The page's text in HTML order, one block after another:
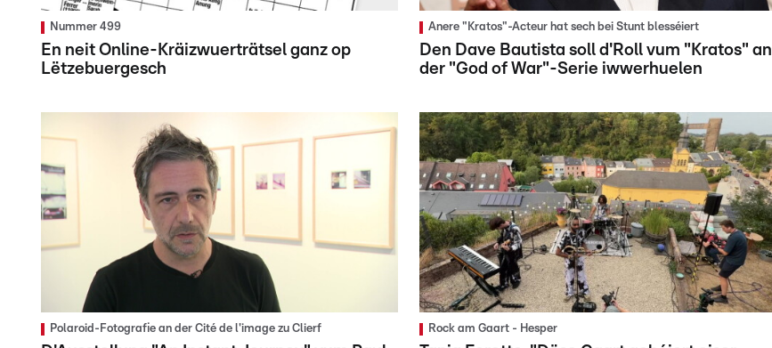
Nummer 499
En neit Online-Kräizwuerträtsel ganz op
Lëtzebuergesch
Anere "Kratos"-Acteur hat sech bei Stunt blesséiert
Den Dave Bautista soll d'Roll vum "Kratos" an
der "God of War"-Serie iwwerhuelen
Polaroid-Fotografie an der Cité de l'image zu Clierf Rock am Gaart - Hesper